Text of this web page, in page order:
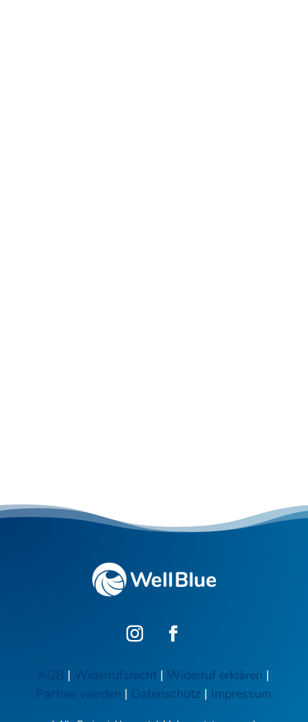
AGB | Widerrufsrecht | Widerruf erklären |
Partner werden | Datenschutz | Impressum